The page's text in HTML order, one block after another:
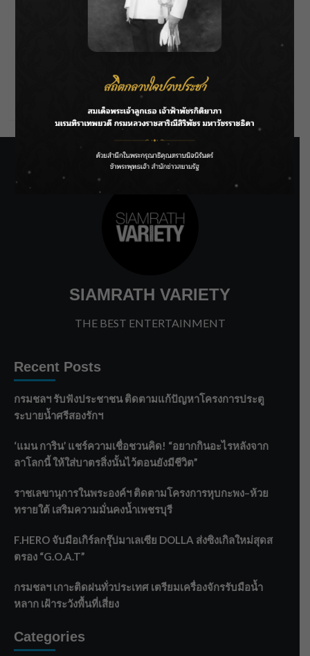
SIAMRATH VARIETY
THE BEST ENTERTAINMENT
Recent Posts
กรมชลฯ รับฟังประชาชน ติดตามแก้ปัญหาโครงการประตู
ระบายน้ำศรีสองรักฯ
‘แมน การิน’ แชร์ความเชื่อชวนคิด! “อยากกินอะไรหลังจาก
ลาโลกนี้ ให้ใส่บาตรสิ่งนั้นไว้ตอนยังมีชีวิต”
ราชเลขานุการในพระองค์ฯ ติดตามโครงการหุบกะพง–ห้วย
ทรายใต้ เสริมความมั่นคงน้ำเพชรบุรี
F.HERO จับมือเกิร์ลกรุ๊ปมาเลเซีย DOLLA ส่งซิงเกิลใหม่สุดส
ตรอง “G.O.A.T”
กรมชลฯ เกาะติดฝนทั่วประเทศ เตรียมเครื่องจักรรับมือน้ำ
หลาก เฝ้าระวังพื้นที่เสี่ยง
Categories